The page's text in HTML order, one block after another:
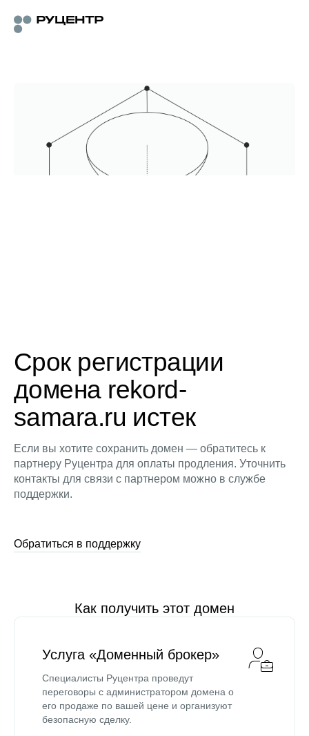
Срок регистрации
домена rekord-
samara.ru истек
Если вы хотите сохранить домен — обратитесь к
партнеру Руцентра для оплаты продления. Уточнить
контакты для связи с партнером можно в службе
поддержки.
Обратиться в поддержку
Как получить этот домен
Услуга «Доменный брокер»
Специалисты Руцентра проведут
переговоры с администратором домена о
его продаже по вашей цене и организуют
безопасную сделку.